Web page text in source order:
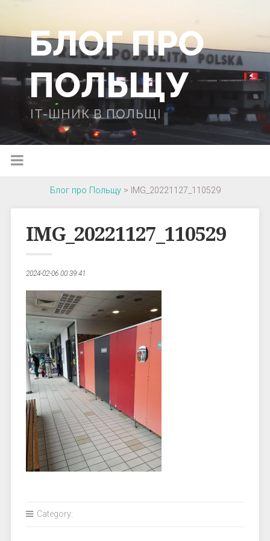
БЛОГ ПРО
ПОЛЬЩУ
IT-ШНИК В ПОЛЬЩІ
Блог про Польщу> IMG_20221127_110529
IMG_20221127_110529
2024-02-06 00:39:41
Category: